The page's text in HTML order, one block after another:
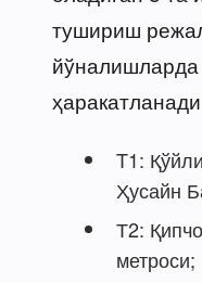
тушириш
йўналишларда
T1:
Ҳусайн
Т2:
метроси;